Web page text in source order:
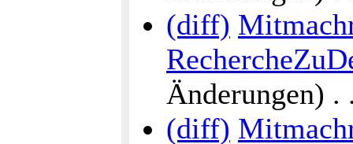
(diff)
Änderungen)
(diff)